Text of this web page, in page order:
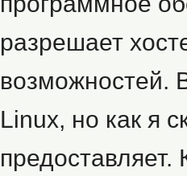
разрешает
возможностей.
Linux, но как я
предоставляет.